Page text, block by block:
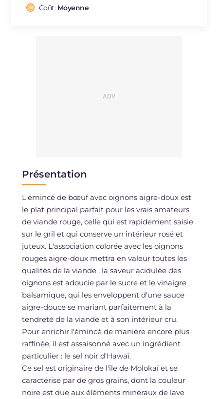
Cholestérol
Coût: Moyenne
Présentation
L'émincé de bœuf avec oignons aigre-doux est
le plat principal parfait pour les vrais amateurs
de viande rouge, celle qui est rapidement saisie
sur le gril et qui conserve un intérieur rosé et
juteux. L'association colorée avec les oignons
rouges aigre-doux mettra en valeur toutes les
qualités de la viande : la saveur acidulée des
oignons est adoucie par le sucre et le vinaigre
balsamique, qui les enveloppent d'une sauce
aigre-douce se mariant parfaitement à la
tendreté de la viande et à son intérieur cru.
Pour enrichir l'émincé de manière encore plus
raffinée, il est assaisonné avec un ingrédient
particulier : le sel noir d'Hawaï.
Ce sel est originaire de l'île de Molokaï et se
caractérise par de gros grains, dont la couleur
noire est due aux éléments minéraux de lave